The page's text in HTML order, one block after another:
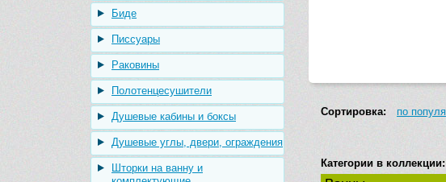
Биде
Писсуары
Раковины
Полотенцесушители
Душевые кабины и боксы
Душевые углы, двери, ограждения
Шторки на ванну и
Сортировка: по
Категории в коллекции: